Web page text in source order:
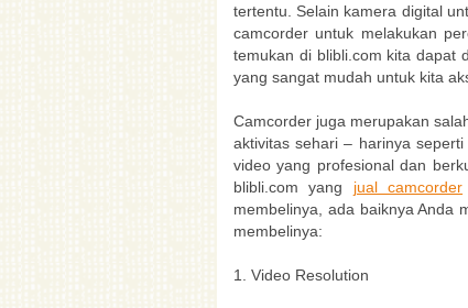
tertentu. Selain kamera digital
camcorder untuk melakukan
temukan di blibli.com kita dapat
yang sangat mudah untuk kita
Camcorder juga merupakan
aktivitas sehari – harinya
video yang profesional dan
blibli.com yang jual camcorder
membelinya, ada baiknya Anda
membelinya:
1. Video Resolution